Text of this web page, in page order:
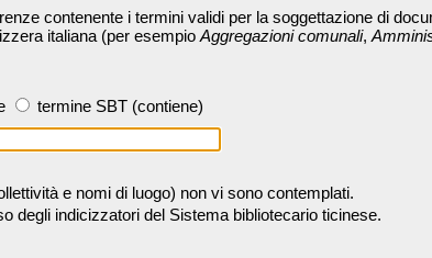
contenente i termini validi per la soggettazione di
italiana (per esempio Aggregazioni comunali,
termine SBT (contiene)
e nomi di luogo) non vi sono contemplati.
degli indicizzatori del Sistema bibliotecario ticinese.